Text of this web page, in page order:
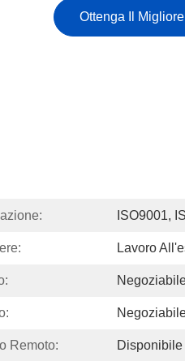
Ottenga Il
ISO9001,
Lavoro
Remoto: Disponibile